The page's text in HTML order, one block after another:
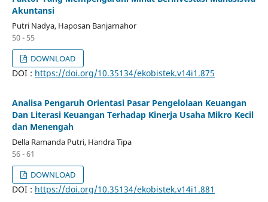
Akuntansi
Putri Nadya, Haposan Banjarnahor
50 - 55
DOWNLOAD
DOI : https://doi.org/10.35134/ekobistek.v14i1.875
Analisa Pengaruh Orientasi Pasar Pengelolaan Keuangan
Dan Literasi Keuangan Terhadap Kinerja Usaha Mikro Kecil
dan Menengah
Della Ramanda Putri, Handra Tipa
56 - 61
DOWNLOAD
DOI : https://doi.org/10.35134/ekobistek.v14i1.881